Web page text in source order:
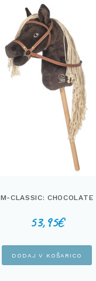
M-CLASSIC: CHOCOLATE
53,95€
DODAJ V KOŠARICO